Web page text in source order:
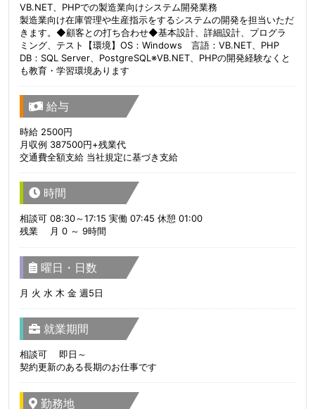
VB.NET、PHPでの製造業向けシステム開発業務
製造業向け在庫管理や生産指示をするシステムの開発を担当いただ
きます。◆顧客との打ち合わせ◆基本設計、詳細設計、プログラ
ミング、テスト【環境】OS：Windows 言語：VB.NET、PHP
DB：SQL Server、PostgreSQL※VB.NET、PHPの開発経験なくと
も教育・学習環境あります
給与
時給 2500円
月収例 387500円+残業代
交通費全額支給 当社規定に基づき支給
時間
相談可 08:30～17:15 実働 07:45 休憩 01:00
残業 月 0 ～ 9時間
曜日・日数
月 火 水 木 金 週5日
就業期間
相談可 即日～
契約更新のある長期のお仕事です
勤務地